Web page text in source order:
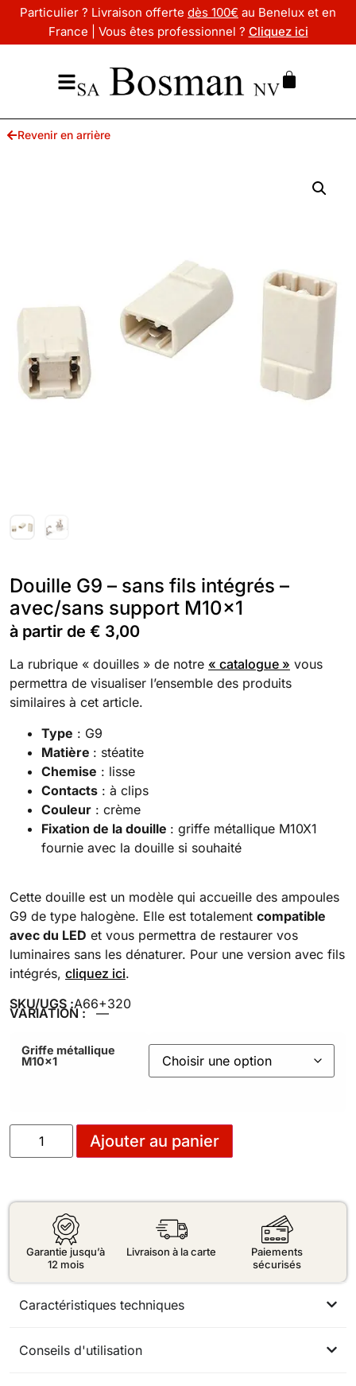
Particulier ? Livraison offerte dès 100€ au Benelux et en
France | Vous êtes professionnel ? Cliquez ici
Revenir en arrière
Douille G9 – sans fils intégrés –
avec/sans support M10x1
à partir de € 3,00
La rubrique « douilles » de notre « catalogue » vous
permettra de visualiser l’ensemble des produits
similaires à cet article.
Type : G9
Matière : stéatite
Chemise : lisse
Contacts : à clips
Couleur : crème
Fixation de la douille : griffe métallique M10X1
fournie avec la douille si souhaité
Cette douille est un modèle qui accueille des ampoules
G9 de type halogène. Elle est totalement compatible
avec du LED et vous permettra de restaurer vos
luminaires sans les dénaturer. Pour une version avec fils
intégrés, cliquez ici.
SKU/UGS :A66+320
VARIATION : —
Griffe métallique
M10x1
Ajouter au panier
Garantie jusqu’à
12 mois
Livraison à la carte
Paiements
sécurisés
Caractéristiques techniques
Conseils d'utilisation